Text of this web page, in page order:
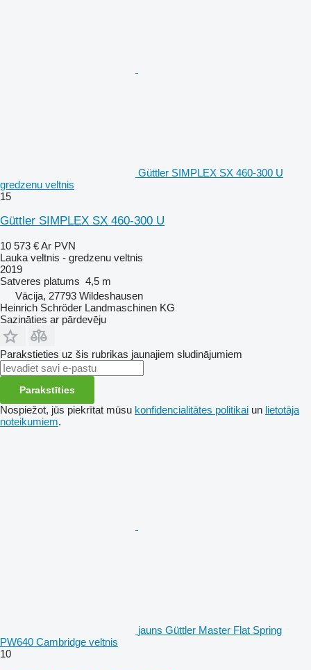
Güttler SIMPLEX SX 460-300 U
gredzenu veltnis
15
Güttler SIMPLEX SX 460-300 U
10 573 €Ar PVN
Lauka veltnis - gredzenu veltnis
2019
Satveres platums 4,5 m
Vācija, 27793 Wildeshausen
Heinrich Schröder Landmaschinen KG
Sazināties ar pārdevēju
Parakstieties uz šis rubrikas jaunajiem sludinājumiem
Parakstīties
Nospiežot, jūs piekrītat mūsu konfidencialitātes politikai un lietotāja
noteikumiem.
jauns Güttler Master Flat Spring
PW640 Cambridge veltnis
10